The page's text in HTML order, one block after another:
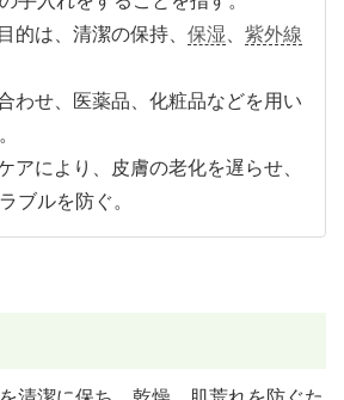
的は、清潔の保持、 保湿
紫外線
わせ、医薬品、化粧品などを用い
アにより、皮膚の老化を遅らせ、
ブルを防ぐ。